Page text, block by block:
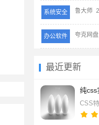
系统安全 鲁大师
办公软件 夸克网盘
最近更新
CSS